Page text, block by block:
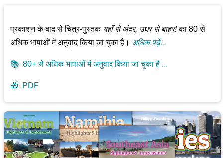
प्रकाशन के बाद से चित्र-पुस्तक यहाँ से अंदर, उधर से बाहर!का 80 से
अधिक भाषाओं में अनुवाद किया जा चुका है। अधिक पढ़ें...
📚 80+ से अधिक भाषाओं में अनुवाद किया जा चुका है ...
🎁 PDF